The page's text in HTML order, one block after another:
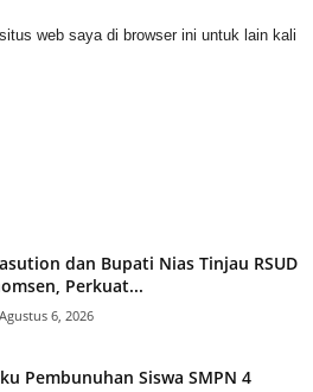
web saya di browser ini untuk lain kali
dan Bupati Nias Tinjau RSUD
Perkuat...
Agustus 6, 2026
Pembunuhan Siswa SMPN 4